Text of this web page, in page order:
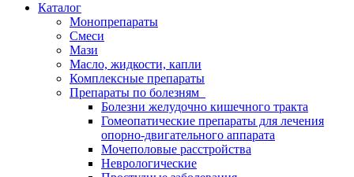
Каталог
Монопрепараты
Смеси
Мази
Масло, жидкости, капли
Комплексные препараты
Препараты по болезням
Болезни желудочно кишечного тракта
Гомеопатические препараты для лечения
опорно-двигательного аппарата
Мочеполовые расстройства
Неврологические